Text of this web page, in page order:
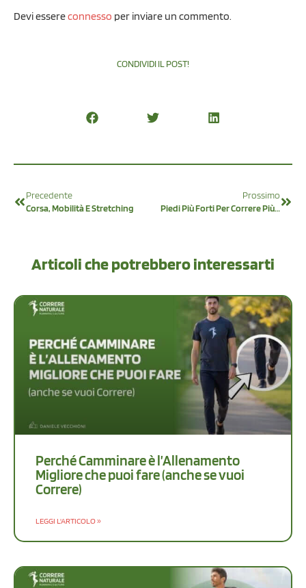
Devi essereconnesso per inviare un commento.
CONDIVIDI IL POST!
Precedente
Corsa, Mobilità E Stretching
Prossimo
Piedi Più Forti Per Correre Più Forte
Articoli che potrebbero interessarti
Perché Camminare è l’Allenamento
Migliore che puoi fare (anche se vuoi
Correre)
LEGGI L'ARTICOLO »